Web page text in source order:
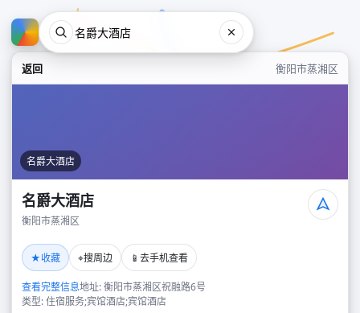
返回 衡阳市蒸湘区
名爵大酒店
名爵大酒店
衡阳市蒸湘区
★收藏 ⌖搜周边 📱 去手机查看
查看完整信息地址: 衡阳市蒸湘区祝融路6号
类型: 住宿服务;宾馆酒店;宾馆酒店